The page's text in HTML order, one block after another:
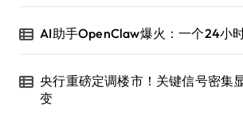
AI助手OpenClaw爆火：一个24小
央行重磅定调楼市！关键信号密集
变